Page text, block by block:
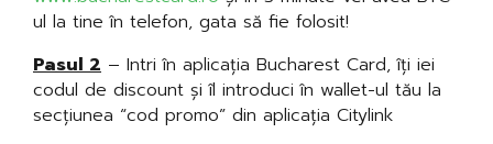
ul la tine în telefon, gata să fie folosit!
Pasul 2 – Intri în aplicația Bucharest Card, îți iei
codul de discount și îl introduci în wallet-ul tău la
secțiunea “cod promo” din aplicația Citylink